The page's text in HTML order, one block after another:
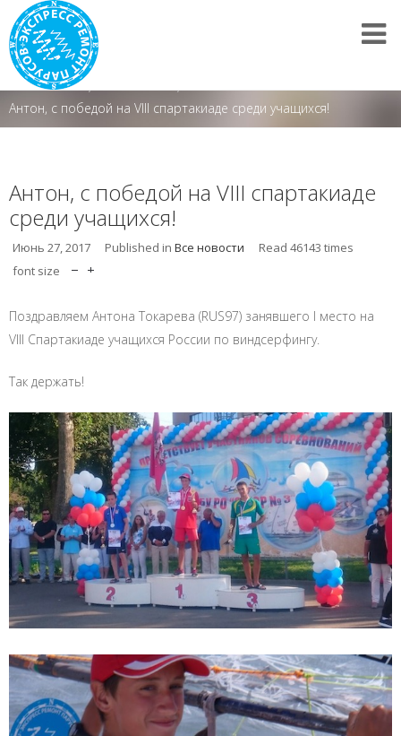
Все новости / /
Антон, с победой на VIII спартакиаде среди учащихся!
Антон, с победой на VIII спартакиаде
среди учащихся!
Июнь 27, 2017 Published in Все новости Read 46143 times
font size
Поздравляем Антона Токарева (RUS97) занявшего I место на
VIII Спартакиаде учащихся России по виндсерфингу.
Так держать!